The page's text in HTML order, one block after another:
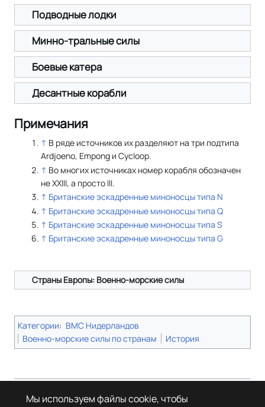
Подводные лодки
Минно-тральные силы
Боевые катера
Десантные корабли
Примечания
↑ В ряде источников их разделяют на три подтипа
Ardjoeno, Empong и Cycloop.
↑ Во многих источниках номер корабля обозначен
не XXIII, а просто III.
↑ Британские эскадренные миноносцы типа N
↑ Британские эскадренные миноносцы типа Q
↑ Британские эскадренные миноносцы типа S
↑ Британские эскадренные миноносцы типа G
Страны Европы: Военно-морские силы
Категории: ВМС Нидерландов
Военно-морские силы по странам
История
Страница в последний раз была отредактирована 13 мая 2026 года в
09:47.Мы используем файлы cookie, чтобы